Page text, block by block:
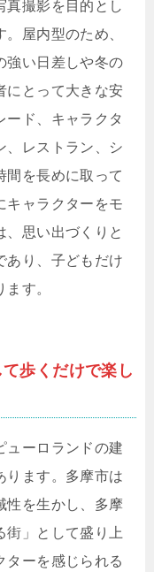
真撮影を目的とし
屋内型のため、
強い日差しや冬の
にとって大きな安
ード、キャラクタ
、レストラン、シ
間を長めに取って
キャラクターをモ
、思い出づくりと
あり、子どもだけ
す。
歩くだけで楽し
ューロランドの建
ります。多摩市は
性を生かし、多摩
街」として盛り上
ターを感じられる